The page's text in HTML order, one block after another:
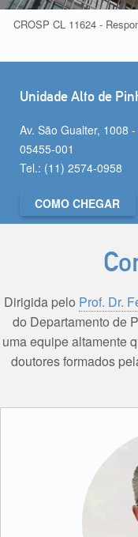
CROSP CL 11624 -
Unidade Alto de
Av. São Gualter, 1008
05455-001
Tel.: (11) 2574-0958
COMO CHEGAR
Dirigida pelo Prof. Dr.
do Departamento de
uma equipe altamente
doutores formados